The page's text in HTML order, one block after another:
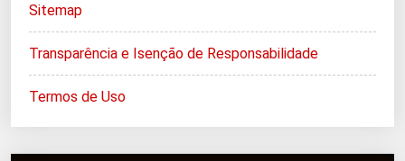
Sitemap
Transparência e Isenção de Responsabilidade
Termos de Uso